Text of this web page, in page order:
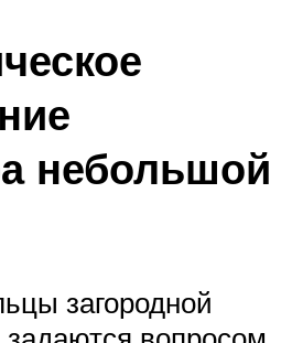
небольшой
загородной